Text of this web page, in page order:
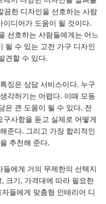
끔한 디자인을 선호하는 사람
디어가 도움이 될 것이다.
선호하는 사람들에게는 어느
될 수 있는 고전 가구 디자인
견할 수 있다.
징은 상담 서비스이다. 누구
각하기는 어렵다. 이때 모동
은 큰 도움이 될 수 있다. 전
사항을 듣고 실제로 어떻게
준다. 그리고 가장 합리적인
추천해 준다.
에게 거의 무제한의 선택지
크기, 가격대에 따라 필요한
들에게 맞춤형 인테리어 디